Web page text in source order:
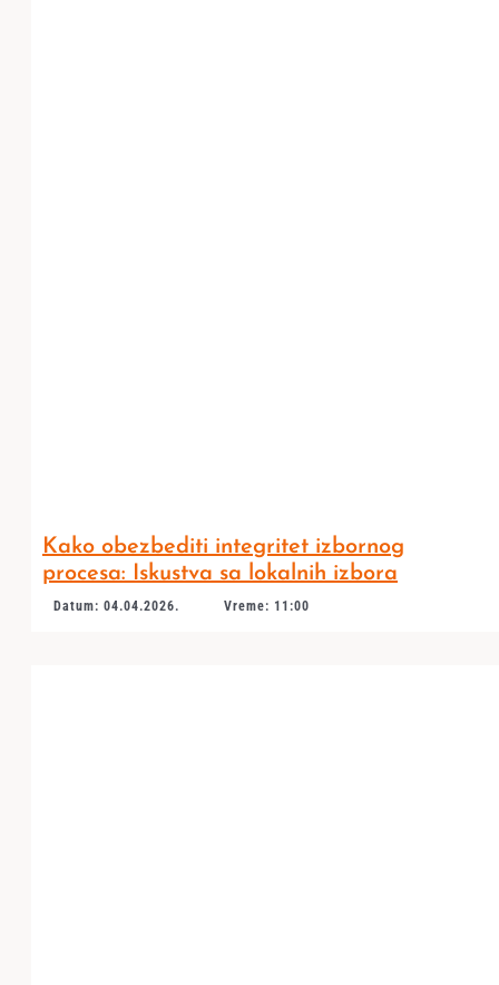
Kako obezbediti integritet izbornog
procesa: Iskustva sa lokalnih izbora
Datum: 04.04.2026. Vreme: 11:00